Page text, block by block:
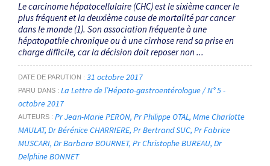
Le carcinome hépatocellulaire (CHC) est le sixième cancer le
plus fréquent et la deuxième cause de mortalité par cancer
dans le monde (1). Son association fréquente à une
hépatopathie chronique ou à une cirrhose rend sa prise en
charge difficile, car la décision doit reposer non ...
DATE DE PARUTION 31 octobre 2017
PARU DANS
La Lettre de l’Hépato-gastroentérologue / N° 5 -
octobre 2017
AUTEURS Pr Jean-Marie PERON Pr Philippe OTAL Mme Charlotte
MAULAT Dr Bérénice CHARRIERE Pr Bertrand SUC Pr Fabrice
MUSCARI Dr Barbara BOURNET Pr Christophe BUREAU Dr
Delphine BONNET